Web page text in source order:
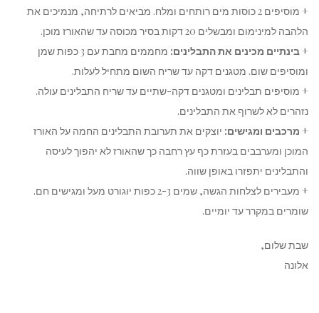
+ מוסיפים 2 כוסות מים רותחים ומלח. מביאים לרתיחה, מנמיכים את
הלהבה למינימום ומבשלים 20 דקות בסיר מכוסה עד שהאורז מוכן.
+בינתיים מכינים את התבלינים:
מחממים מחבת עם 3 כפות שמן
ומוסיפים שום. מטגנים דקה עד שריח השום מתחיל לעלות.
+ מוסיפים תבלינים ומטגנים דקה-שתיים עד שריח התבלינים עולה.
נזהרים לא לשרוף את התבלינים.
+ מרכבים ומגישים: יוצקים את תערובת התבלינים החמה על האורז
המוכן ומערבבים בעזרת כף עץ רחבה כך שהאורז לא יהפוך לעיסה
והתבלינים יתפזרו באופן שווה.
+ מעבירים לצלחות הגשה, שמים 2-3 כפות יוגורט מעל ומגישים חם.
שומרים במקרר עד יומיים.
שבת שלום,
אלונה